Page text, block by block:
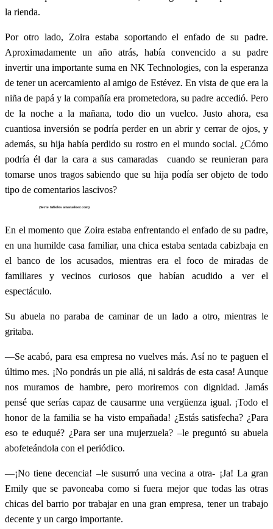
la rienda.
Por otro lado, Zoira estaba soportando el enfado de su padre.
Aproximadamente un año atrás, había convencido a su padre
invertir una importante suma en NK Technologies, con la esperanza
de tener un acercamiento al amigo de Estévez. En vista de que era la
niña de papá y la compañía era prometedora, su padre accedió. Pero
de la noche a la mañana, todo dio un vuelco. Justo ahora, esa
cuantiosa inversión se podría perder en un abrir y cerrar de ojos, y
además, su hija había perdido su rostro en el mundo social. ¿Cómo
podría él dar la cara a sus camaradas cuando se reunieran para
tomarse unos tragos sabiendo que su hija podía ser objeto de todo
tipo de comentarios lascivos?
(Serie Infieles amarasleer.com)
En el momento que Zoira estaba enfrentando el enfado de su padre,
en una humilde casa familiar, una chica estaba sentada cabizbaja en
el banco de los acusados, mientras era el foco de miradas de
familiares y vecinos curiosos que habían acudido a ver el
espectáculo.
Su abuela no paraba de caminar de un lado a otro, mientras le
gritaba.
—Se acabó, para esa empresa no vuelves más. Así no te paguen el
último mes. ¡No pondrás un pie allá, ni saldrás de esta casa! Aunque
nos muramos de hambre, pero moriremos con dignidad. Jamás
pensé que serías capaz de causarme una vergüenza igual. ¡Todo el
honor de la familia se ha visto empañada! ¿Estás satisfecha? ¿Para
eso te eduqué? ¿Para ser una mujerzuela? –le preguntó su abuela
abofeteándola con el periódico.
—¡No tiene decencia! –le susurró una vecina a otra- ¡Ja! La gran
Emily que se pavoneaba como si fuera mejor que todas las otras
chicas del barrio por trabajar en una gran empresa, tener un trabajo
decente y un cargo importante.